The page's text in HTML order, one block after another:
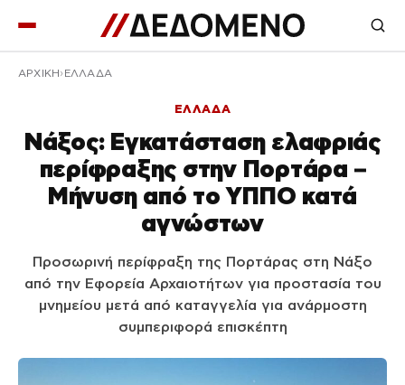
ΑΡΧΙΚΉ ΕΛΛΑΔΑ
ΕΛΛΑΔΑ
Νάξος: Εγκατάσταση ελαφριάς
περίφραξης στην Πορτάρα –
Μήνυση από το ΥΠΠΟ κατά
αγνώστων
Προσωρινή περίφραξη της Πορτάρας στη Νάξο
από την Εφορεία Αρχαιοτήτων για προστασία του
μνημείου μετά από καταγγελία για ανάρμοστη
συμπεριφορά επισκέπτη